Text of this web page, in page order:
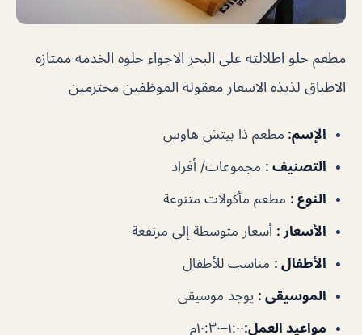
مطعم حلو اطلالته على البحر الاجواء حلوه الخدمه ممتازه
الاطباق لذيذه الاسعار معقولة الموظفين محترمين
الإسم: مطعم ذا بيتش هاوس
التصنيف : مجموعات/ أفراد
النوع : مطعم مأكولات متنوعة
الأسعار : أسعار متوسطة إلى مرتفعة
الأطفال : مناسب للأطفال
الموسيقى : يوجد موسيقى
مواعيد العمل:١:٠٠–١٠:٣٠م